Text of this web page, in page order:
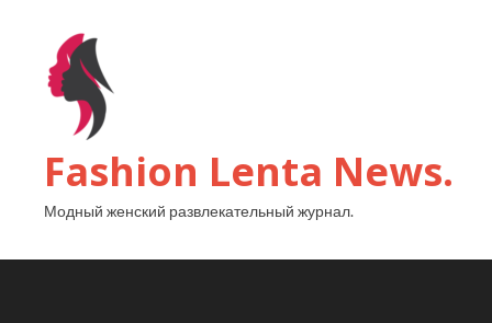
Fashion Lenta News.
Модный женский развлекательный журнал.